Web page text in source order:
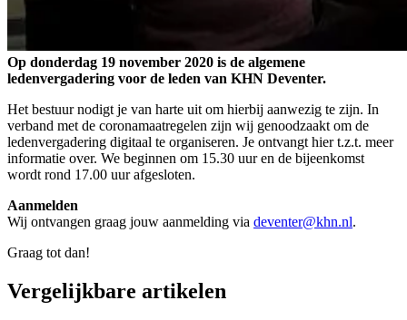
Op donderdag 19 november 2020 is de algemene
ledenvergadering voor de leden van KHN Deventer.
Het bestuur nodigt je van harte uit om hierbij aanwezig te zijn. In
verband met de coronamaatregelen zijn wij genoodzaakt om de
ledenvergadering digitaal te organiseren. Je ontvangt hier t.z.t. meer
informatie over. We beginnen om 15.30 uur en de bijeenkomst
wordt rond 17.00 uur afgesloten.
Aanmelden
Wij ontvangen graag jouw aanmelding via deventer@khn.nl.
Graag tot dan!
Vergelijkbare artikelen